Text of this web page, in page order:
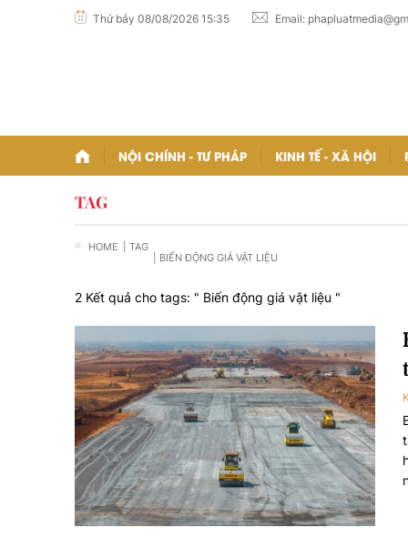
Thứ bảy 08/08/2026 15:35 Email:
NỘI CHÍNH - TƯ PHÁP KINH TẾ - XÃ HỘI
TAG
HOME
| TAG
| BIẾN ĐỘNG GIÁ VẬT LIỆU
2 Kết quả cho tags: " Biến động giá vật liệu "